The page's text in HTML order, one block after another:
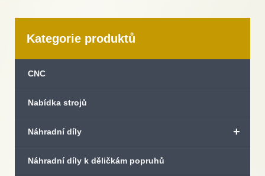
Kategorie produktů
CNC
Nabídka strojů
+
Náhradní díly
Náhradní díly k děličkám popruhů